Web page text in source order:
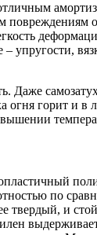
повреждениям
упругости,
Даже
огня горит и в
по
твердый, и